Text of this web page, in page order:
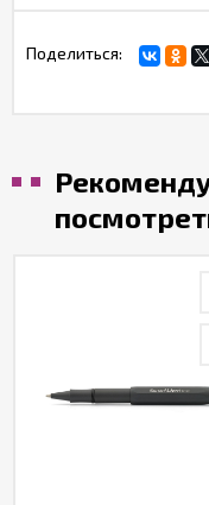
Поделиться: